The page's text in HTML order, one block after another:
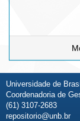
Universidade de
Coordenadoria de
(61) 3107-2683
repositorio@unb.br